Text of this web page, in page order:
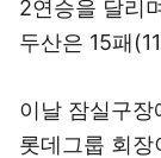
2연승을 달리
두산은 15패
이날 잠실구장
롯데그룹 회